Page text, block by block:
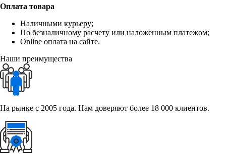
Оплата товара
Наличными курьеру;
По безналичному расчету или наложенным платежом;
Online оплата на сайте.
Наши преимущества
На рынке с 2005 года. Нам доверяют более 18 000 клиентов.